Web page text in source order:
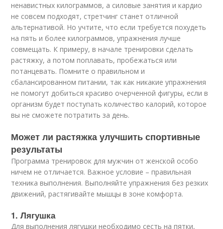
ненавистных килограммов, а силовые занятия и кардио
не совсем подходят, стретчинг станет отличной
альтернативой. Но учтите, что если требуется похудеть
на пять и более килограммов, упражнения лучше
совмещать. К примеру, в начале тренировки сделать
растяжку, а потом поплавать, пробежаться или
потанцевать. Помните о правильном и
сбалансированном питании, так как никакие упражнения
не помогут добиться красиво очерченной фигуры, если в
организм будет поступать количество калорий, которое
вы не сможете потратить за день.
Может ли растяжка улучшить спортивные
результаты
Программа тренировок для мужчин от женской особо
ничем не отличается. Важное условие – правильная
техника выполнения. Выполняйте упражнения без резких
движений, растягивайте мышцы в зоне комфорта.
1. Лягушка
Для выполнения лягушки необходимо сесть на пятки,